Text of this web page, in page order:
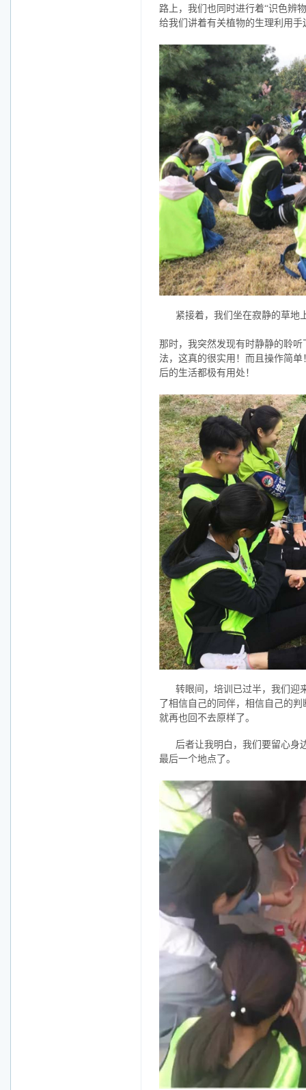
路上，我们也同时进行着“识色辨
给我们讲着有关植物的生理利用
紧接着，我们坐在寂静的草地
那时，我突然发现有时静静的聆
法，这真的很实用！而且操作简
后的生活都极有用处！
转眼间，培训已过半，我们迎
了相信自己的同伴，相信自己的
就再也回不去原样了。
后者让我明白，我们要留心身
最后一个地点了。